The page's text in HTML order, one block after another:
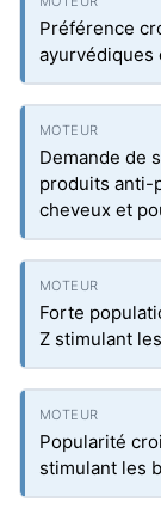
Préférence
ayurvédiques
Demande de
produits anti-
cheveux et
Forte
Z stimulant
Popularité
stimulant les